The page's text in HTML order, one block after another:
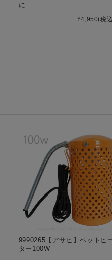
に
¥4,950(税
9990265【アサヒ】ペットヒ
ター100W